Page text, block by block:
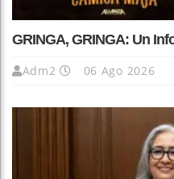
GRINGA, GRINGA: Un
Adm2 06 Ago 2026